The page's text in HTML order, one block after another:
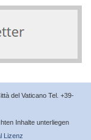
del Vaticano Tel. +39-
Inhalte unterliegen
Lizenz